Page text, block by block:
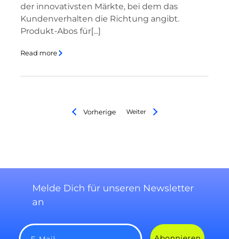
der innovativsten Märkte, bei dem das
Kundenverhalten die Richtung angibt.
Produkt-Abos für[...]
Read more
Vorherige Weiter
Melde Dich für unseren Newsletter
an